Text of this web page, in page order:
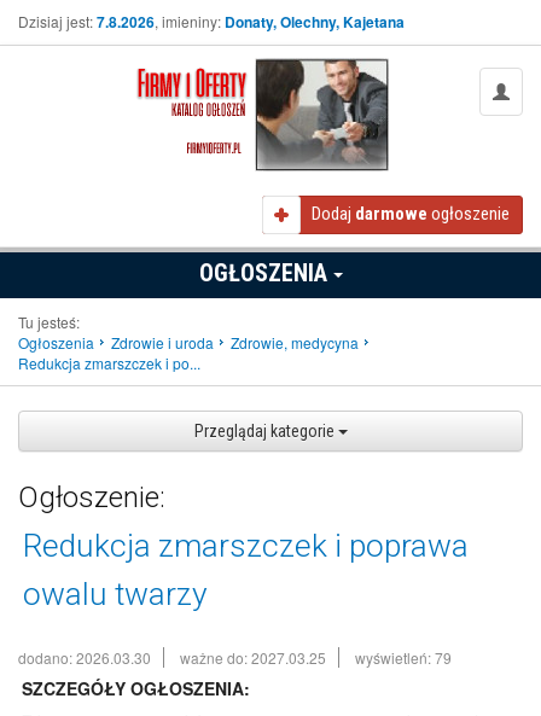
Dzisiaj jest:7.8.2026, imieniny: Donaty, Olechny, Kajetana
Dodaj darmowe ogłoszenie
OGŁOSZENIA
Tu jesteś:
Ogłoszenia
Zdrowie i uroda
Zdrowie, medycyna
Redukcja zmarszczek i po...
Przeglądaj kategorie
Ogłoszenie:
Redukcja zmarszczek i poprawa
owalu twarzy
dodano: 2026.03.30 ważne do: 2027.03.25 wyświetleń: 79
SZCZEGÓŁY OGŁOSZENIA: